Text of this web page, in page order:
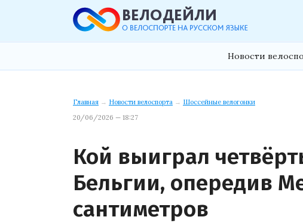
Новости
Главная → Новости велоспорта → Шоссейные велогонки
20/06/2026 — 18:27
Кой выиграл
Бельгии, опередив
сантиметров